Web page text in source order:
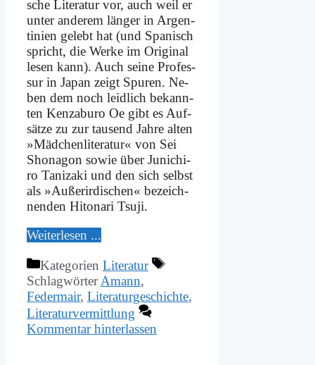
sche Li­te­ra­tur vor, auch weil er
un­ter an­de­rem län­ger in Ar­gen­
ti­ni­en ge­lebt hat (und Spa­nisch
spricht, die Wer­ke im Ori­gi­nal
le­sen kann). Auch sei­ne Pro­fes­
sur in Ja­pan zeigt Spu­ren. Ne­
ben dem noch leid­lich be­kann­
ten Kenzabu­ro Oe gibt es Auf­
sät­ze zu zur tau­send Jah­re al­ten
»Mäd­chen­li­te­ra­tur« von Sei
Sho­na­gon so­wie über Ju­ni­chi­
ro Ta­ni­zaki und den sich selbst
als »Au­ßer­ir­di­schen« be­zeich­
nen­den Hi­to­na­ri Tsu­ji.
Wei­ter­le­sen ...
Kategorien Literatur
SchlagwörterAmann,
Federmair, Literaturgeschichte,
Literaturvermittlung
Kommentar hinterlassen